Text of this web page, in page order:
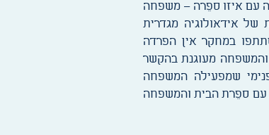
עם איזו ספֵרה – משפחה
של אידאולוגיה מגדרית
במחקר אין הפרדה
והמשפחה מעוגנת בהקשר
שמפעילה המשפחה
עם ספֵרת הבית והמשפחה